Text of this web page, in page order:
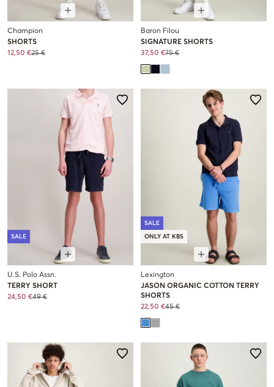
Champion
SHORTS
12,50 €25 €
Baron Filou
SIGNATURE SHORTS
37,50 €75 €
SALE
U.S. Polo Assn.
TERRY SHORT
24,50 €49 €
SALE
ONLY AT KBS
Lexington
JASON ORGANIC COTTON TERRY
SHORTS
22,50 €45 €